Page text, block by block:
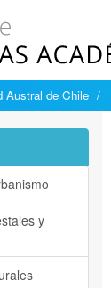
Austral de Chile
y